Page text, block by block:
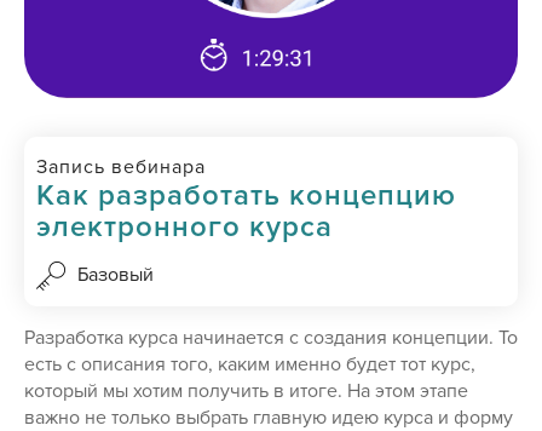
Запись вебинара
Как разработать концепцию
электронного курса
Базовый
Разработка курса начинается с создания концепции. То
есть с описания того, каким именно будет тот курс,
который мы хотим получить в итоге. На этом этапе
важно не только выбрать главную идею курса и форму